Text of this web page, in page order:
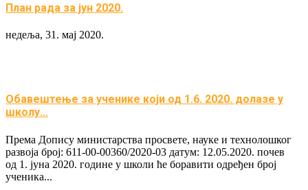
План рада за јун 2020.
недеља, 31. мај 2020.
Обавештење за ученике који од 1.6. 2020. долазе у
школу…
Према Допису министарства просвете, науке и технолошког
развоја број: 611-00-00360/2020-03 датум: 12.05.2020. почев
од 1. јуна 2020. године у школи ће боравити одређен број
ученика...